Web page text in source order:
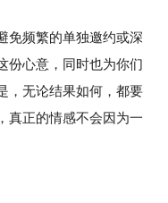
免频繁的单独邀约或深
份心意，同时也为你们
，无论结果如何，都要
真正的情感不会因为一